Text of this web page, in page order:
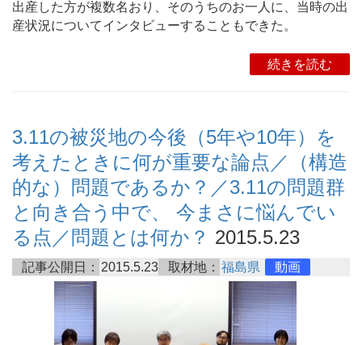
出産した方が複数名おり、そのうちのお一人に、当時の出
産状況についてインタビューすることもできた。
続きを読む
3.11の被災地の今後（5年や10年）を
考えたときに何が重要な論点／（構造
的な）問題であるか？／3.11の問題群
と向き合う中で、 今まさに悩んでい
る点／問題とは何か？ 2015.5.23
記事公開日： 2015.5.23 取材地： 福島県 動画